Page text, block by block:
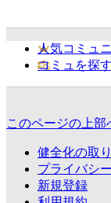
人気コミュ
コミュを探す
このページの上部
健全化の取
プライバシ
新規登録